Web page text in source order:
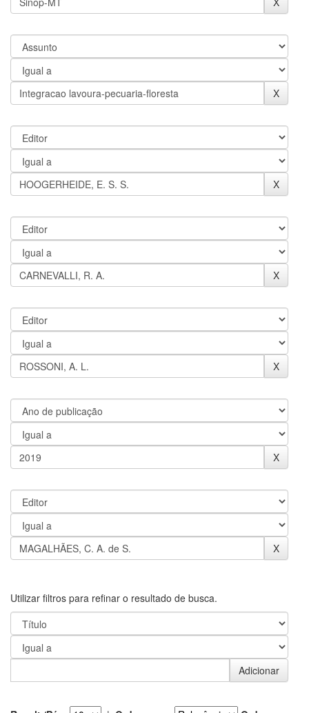
Utilizar filtros para refinar o resultado de busca.